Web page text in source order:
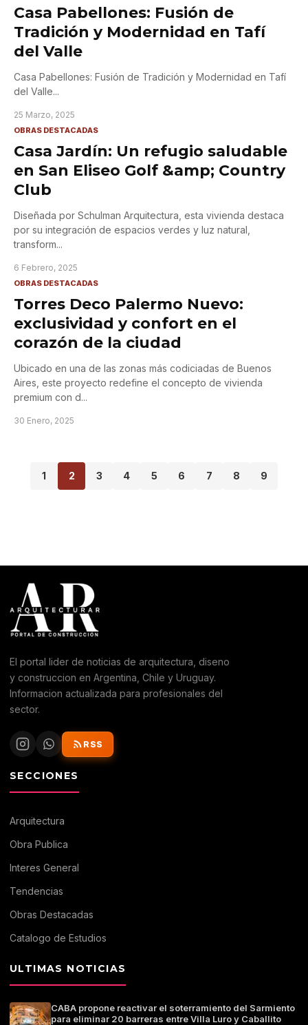
Casa Pabellones: Fusión de
Tradición y Modernidad en Tafí
del Valle
Casa Pabellones: Fusión de Tradición y Modernidad en Tafí
del Valle...
25 Marzo, 2025
OBRAS DESTACADAS
Casa Jardín: Un refugio saludable
en San Eliseo Golf &amp; Country
Club
Diseñada por Schulman Arquitectura, esta vivienda destaca
por su integración de espacios verdes y luz natural,
transform...
6 Febrero, 2025
OBRAS DESTACADAS
Torres Deco Palermo Nuevo:
exclusividad y confort en el
corazón de la ciudad
Ubicado en una de las zonas más codiciadas de Buenos
Aires, este proyecto redefine el concepto de vivienda
premium con d...
30 Enero, 2025
1 2 3 4 5 6 7 8 9
El portal lider de noticias de arquitectura, diseno
y construccion en Argentina, Chile y Uruguay.
Informacion actualizada para profesionales del
sector.
RSS
SECCIONES
Arquitectura
Obra Publica
Interes General
Tendencias
Obras Destacadas
Catalogo de Estudios
ULTIMAS NOTICIAS
CABA propone reactivar el soterramiento del Sarmiento
para eliminar 20 barreras entre Villa Luro y Caballito